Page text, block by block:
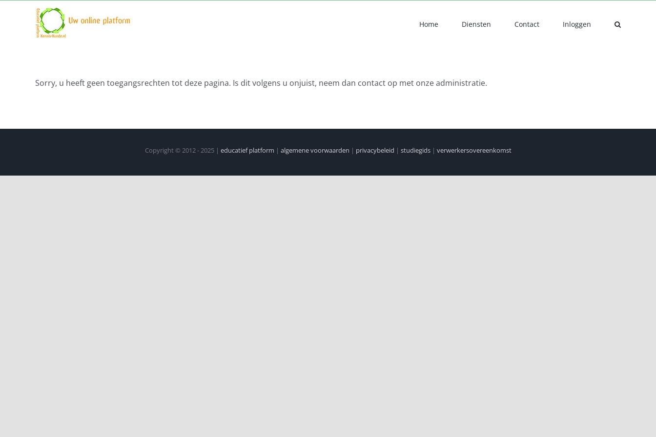
Home Diensten Contact Inloggen
Sorry, u heeft geen toegangsrechten tot deze pagina. Is dit volgens u onjuist, neem dan contact op met onze administratie.
Copyright © 2012 - 2025 | educatief platform | algemene voorwaarden | privacybeleid | studiegids| verwerkersovereenkomst